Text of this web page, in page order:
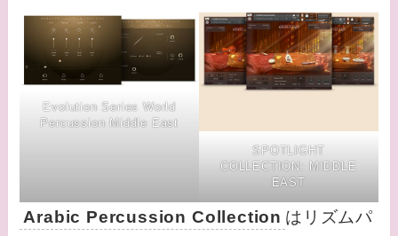
Evolution Series World
Percussion Middle East
SPOTLIGHT
COLLECTION: MIDDLE
EAST
Arabic Percussion Collection はリズムパ